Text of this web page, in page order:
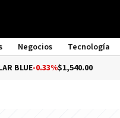
Negocios Tecnología
$1,540.00